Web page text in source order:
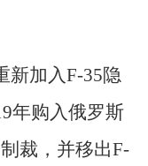
新加入F-35隐
年购入俄罗斯
裁，并移出F-